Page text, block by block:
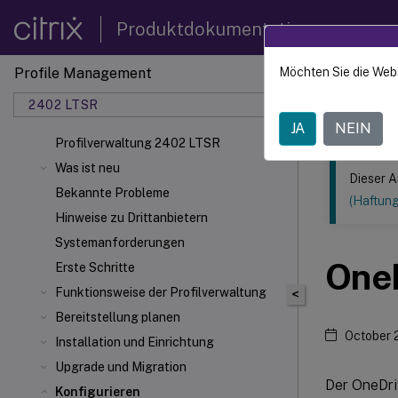
Produktdokumentation
Profile Management
2402 LTSR
Profilverwaltung 2402 LTSR
Was ist neu
Bekannte Probleme
Hinweise zu Drittanbietern
Systemanforderungen
Erste Schritte
Funktionsweise der Profilverwaltung
Bereitstellung planen
Installation und Einrichtung
Upgrade und Migration
Konfigurieren
Dieser Inhalt
<
Dieser
October
Der
Möchten Sie die
JA NEIN